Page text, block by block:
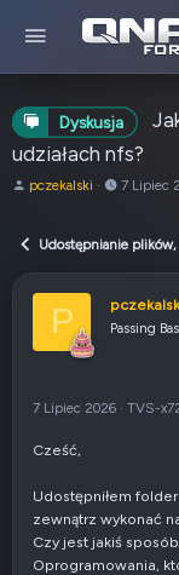
Dyskusja
udziałach nfs?
A
o
r
u
pczekalski
o
7 Lipiec
Udostępnianie
P Passing
7 Lipiec 2026 · TVS-
Cześć,
Udostępniłem
zewnątrz wykonać
Czy jest jakiś
Oprogramowania,